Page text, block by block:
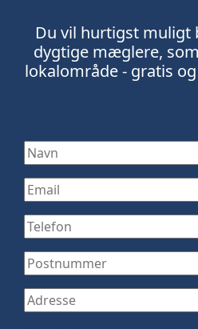
Du vil hurtigst muligt
dygtige mæglere,
lokalområde - gratis